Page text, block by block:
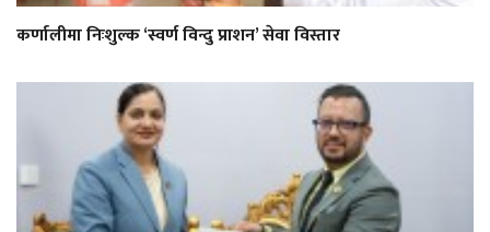
कर्णालीमा निःशुल्क ‘स्वर्ण विन्दु प्राशन’ सेवा विस्तार